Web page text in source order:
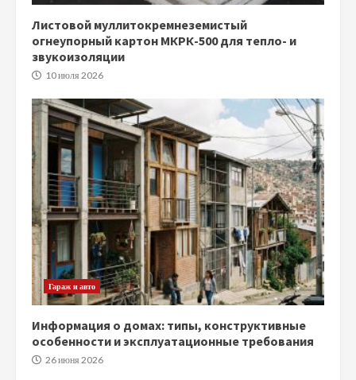
Листовой муллитокремнеземистый
огнеупорный картон МКРК-500 для тепло- и
звукоизоляции
10 июля 2026
Гараж и авто
Информация о домах: типы, конструктивные
особенности и эксплуатационные требования
26 июня 2026